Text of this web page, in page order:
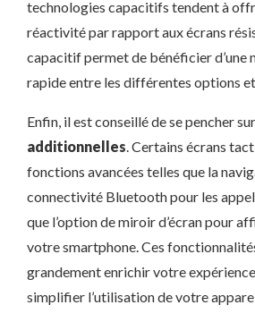
technologies capacitifs tendent à
réactivité par rapport aux écrans
capacitif permet de bénéficier d’une
rapide entre les différentes options
Enfin, il est conseillé de se pencher
additionnelles. Certains écrans
fonctions avancées telles que la
connectivité Bluetooth pour les
que l’option de miroir d’écran pour
votre smartphone. Ces
grandement enrichir votre
simplifier l’utilisation de votre